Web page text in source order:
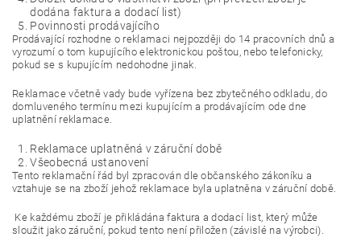
dodána faktura a dodací list)
Povinnosti prodávajícího
Prodávající rozhodne o reklamaci nejpozději do 14 pracovních dnů a
vyrozumí o tom kupujícího elektronickou poštou, nebo telefonicky,
pokud se s kupujícím nedohodne jinak.
Reklamace včetně vady bude vyřízena bez zbytečného odkladu, do
domluveného termínu mezi kupujícím a prodávajícím ode dne
uplatnění reklamace.
Reklamace uplatněná v záruční době
Všeobecná ustanovení
Tento reklamační řád byl zpracován dle občanského zákoníku a
vztahuje se na zboží jehož reklamace byla uplatněna v záruční době.
Ke každému zboží je přikládána faktura a dodací list, který může
sloužit jako záruční, pokud tento není přiložen (závislé na výrobci).